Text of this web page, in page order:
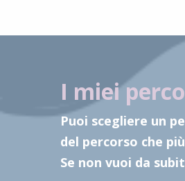
I miei
Puoi scegliere un
del percorso che
Se non vuoi da